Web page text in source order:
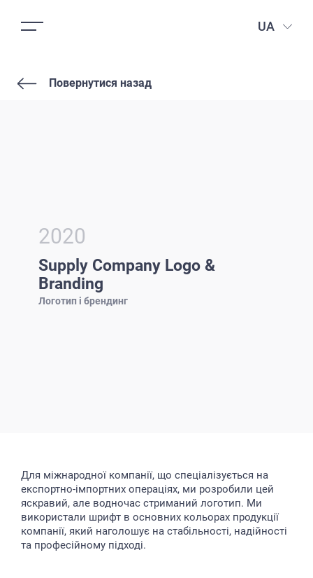
UA
Повернутися назад
2020
Supply Company Logo &
Branding
Логотип і брендинг
Для міжнародної компанії, що спеціалізується на
експортно-імпортних операціях, ми розробили цей
яскравий, але водночас стриманий логотип. Ми
використали шрифт в основних кольорах продукції
компанії, який наголошує на стабільності, надійності
та професійному підході.